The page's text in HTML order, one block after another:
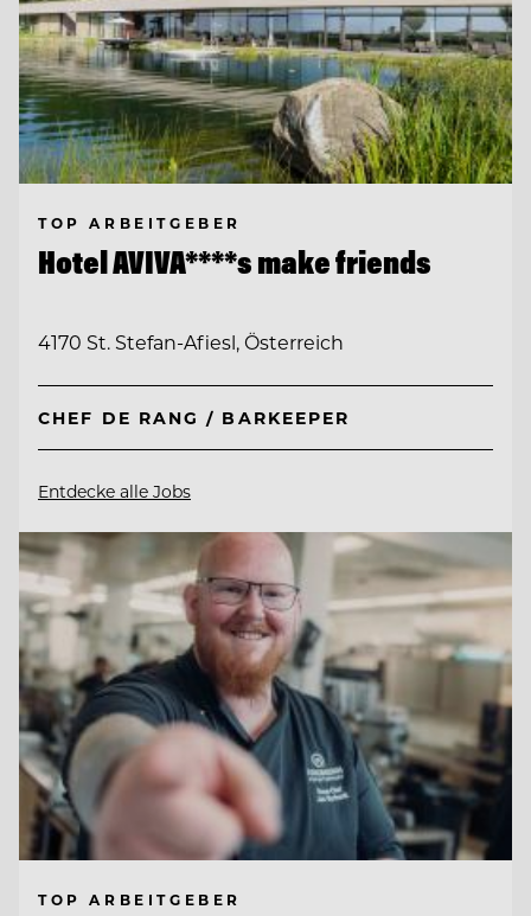
TOP ARBEITGEBER
Hotel AVIVA****s make friends
4170 St. Stefan-Afiesl, Österreich
CHEF DE RANG / BARKEEPER
Entdecke alle Jobs
TOP ARBEITGEBER